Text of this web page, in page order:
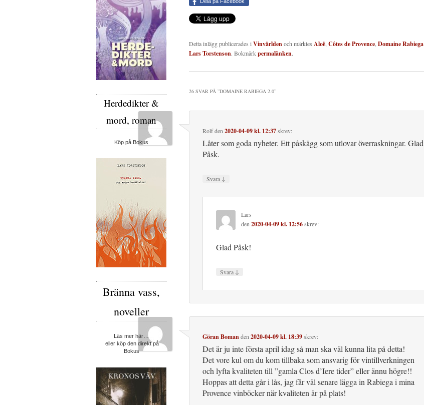
Detta inlägg publicerades iVinvärldenoch märktes Aloë,Côtes de Provence,Domaine Rabiega
Lars Torstenson. Bokmärkpermalänken.
26 SVAR PÅ ”DOMAINE RABIEGA 2.0”
Rolfden2020-04-09 kl. 12:37skrev:
Låter som goda nyheter. Ett påskägg som utlovar överraskningar. Glad
Påsk.
Svara ↓
Lars
den2020-04-09 kl. 12:56skrev:
Glad Påsk!
Svara ↓
Göran Bomanden2020-04-09 kl. 18:39skrev:
Det är ju inte första april idag så man ska väl kunna lita på detta!
Det vore kul om du kom tillbaka som ansvarig för vintillverkningen
och lyfta kvaliteten till ”gamla Clos d’Iere tider” eller ännu högre!!
Hoppas att detta går i lås, jag får väl senare lägga in Rabiega i mina
Provence vinböcker när kvaliteten är på plats!
Herdedikter &
mord, roman
Köp på Bokus
Bränna vass,
noveller
Läs mer här…
eller köp den direkt på
Bokus